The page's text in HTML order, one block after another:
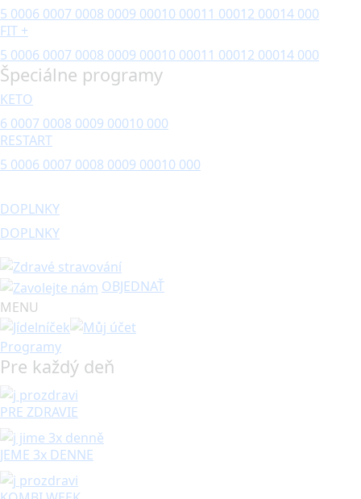
5 0006 0007 0008 0009 00010 00011 00012 00014 000
FIT +
5 0006 0007 0008 0009 00010 00011 00012 00014 000
Špeciálne programy
KETO
6 0007 0008 0009 00010 000
RESTART
5 0006 0007 0008 0009 00010 000
DOPLNKY
DOPLNKY
OBJEDNAŤ
MENU
Programy
Pre každý deň
PRE ZDRAVIE
JEME 3x DENNE